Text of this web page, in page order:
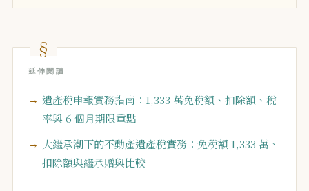
延伸閱讀
遺產稅申報實務指南：1,333 萬免稅額、扣除額、稅
率與 6 個月期限重點
大繼承潮下的不動產遺產稅實務：免稅額 1,333 萬、
扣除額與繼承贈與比較